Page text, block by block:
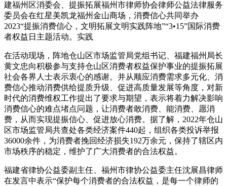
建福州区消委会、提振拓展福州市律师协会律师公益法律服务
委员会在红星美凯龙福州金山商场，消费信心共同举办
2023“提振消费信心，文明拓展文明实践阵地”“3•15”国际消费
者权益日主题活动。实践
在活动现场，阵地仓山区市场监管局党组书记、福建福州局长
黄文忠向积极参与支持仓山区消费者权益保护事业的提振拓展
社会各界人士表示衷心的感谢。并从顺应消费需求多元化、消
费信心推动消费供给提质升级、促进高质量发展等角度，对新
时代的消费维权工作提出了要求与期望，表示将着力解决影响
消费信心的难点堵点问题，让消费者敢消费、能消费、愿消
费，从而实现提振信心、促进放心消费。据了解，2022年仓山
区市场监管局共查处各类经济案件440起，组织各类投诉举报
36000余件，为消费者挽回经济损失192万余元，保持了辖区内
市场秩序的稳定，维护了广大消费者的合法权益。
福建省律协公益委副主任、福州市律协公益委主任沈展昌律师
在发言中表示“保护每个消费者的合法权益，是每一个律师的